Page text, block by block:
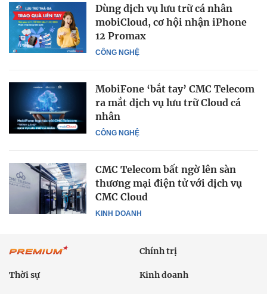
CÔNG NGHỆ
Dùng dịch vụ lưu trữ cá nhân
mobiCloud, cơ hội nhận iPhone
12 Promax
CÔNG NGHỆ
MobiFone ‘bắt tay’ CMC Telecom
ra mắt dịch vụ lưu trữ Cloud cá
nhân
KINH DOANH
CMC Telecom bất ngờ lên sàn
thương mại điện tử với dịch vụ
CMC Cloud
Chính trị
Thời sự Kinh doanh